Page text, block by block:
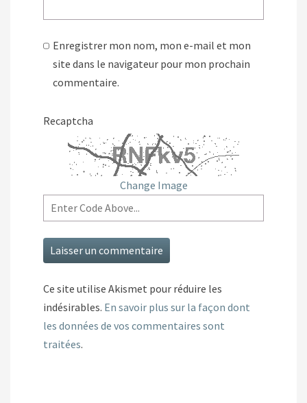
Enregistrer mon nom, mon e-mail et mon
site dans le navigateur pour mon prochain
commentaire.
Recaptcha
Change Image
Ce site utilise Akismet pour réduire les
indésirables. En savoir plus sur la façon dont
les données de vos commentaires sont
traitées.